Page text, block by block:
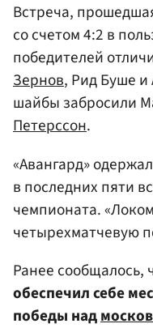
Встреча,
со счетом 4:2 в
победителей
Зернов, Рид Буше и
шайбы забросили
Петерссон.
«Авангард»
в последних пяти
чемпионата.
четырехматчевую
Ранее сообщалось,
обеспечил себе
победы над